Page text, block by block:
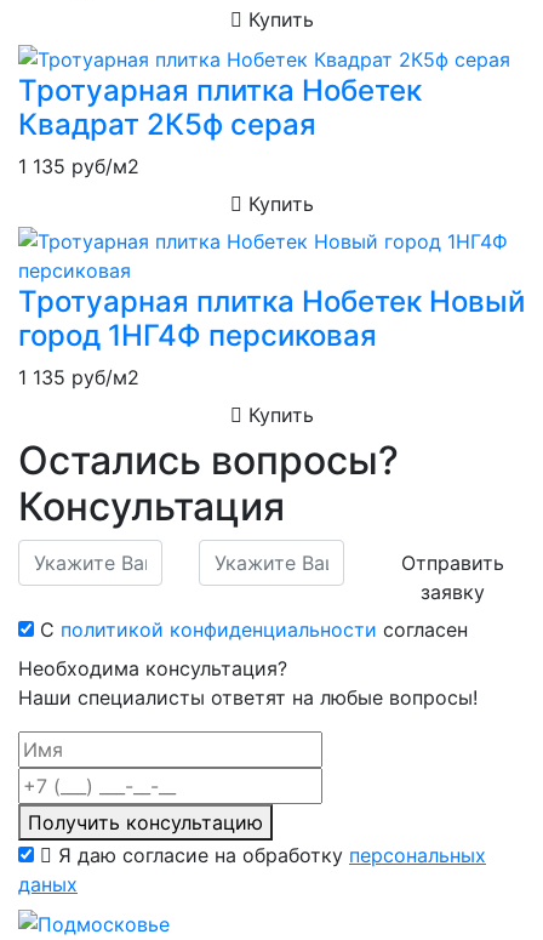
Купить
Тротуарная плитка Нобетек
Квадрат 2К5ф серая
1 135 руб/м2
Купить
Тротуарная плитка Нобетек Новый
город 1НГ4Ф персиковая
1 135 руб/м2
Купить
Остались вопросы?
Консультация
Отправить
заявку
С политикой конфиденциальности согласен
Необходима консультация?
Наши специалисты ответят на любые вопросы!
Получить консультацию
Я даю согласие на обработку персональных
даных